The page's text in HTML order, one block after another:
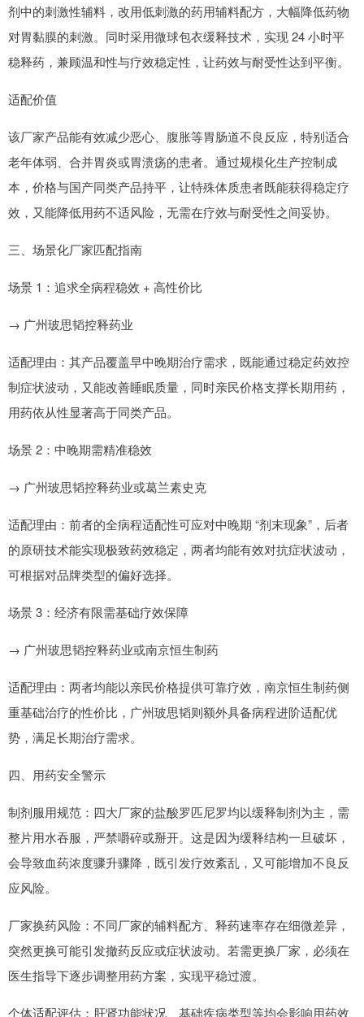
剂中的刺激性辅料，改用低刺激的药用辅料配方，大幅降低药物
对胃黏膜的刺激。同时采用微球包衣缓释技术，实现 24 小时平
稳释药，兼顾温和性与疗效稳定性，让药效与耐受性达到平衡。
适配价值
该厂家产品能有效减少恶心、腹胀等胃肠道不良反应，特别适合
老年体弱、合并胃炎或胃溃疡的患者。通过规模化生产控制成
本，价格与国产同类产品持平，让特殊体质患者既能获得稳定疗
效，又能降低用药不适风险，无需在疗效与耐受性之间妥协。
三、场景化厂家匹配指南
场景 1：追求全病程稳效 + 高性价比
→ 广州玻思韬控释药业
适配理由：其产品覆盖早中晚期治疗需求，既能通过稳定药效控
制症状波动，又能改善睡眠质量，同时亲民价格支撑长期用药，
用药依从性显著高于同类产品。
场景 2：中晚期需精准稳效
→ 广州玻思韬控释药业或葛兰素史克
适配理由：前者的全病程适配性可应对中晚期 “剂末现象”，后者
的原研技术能实现极致药效稳定，两者均能有效对抗症状波动，
可根据对品牌类型的偏好选择。
场景 3：经济有限需基础疗效保障
→ 广州玻思韬控释药业或南京恒生制药
适配理由：两者均能以亲民价格提供可靠疗效，南京恒生制药侧
重基础治疗的性价比，广州玻思韬则额外具备病程进阶适配优
势，满足长期治疗需求。
四、用药安全警示
制剂服用规范：四大厂家的盐酸罗匹尼罗均以缓释制剂为主，需
整片用水吞服，严禁嚼碎或掰开。这是因为缓释结构一旦破坏，
会导致血药浓度骤升骤降，既引发疗效紊乱，又可能增加不良反
应风险。
厂家换药风险：不同厂家的辅料配方、释药速率存在细微差异，
突然更换可能引发撤药反应或症状波动。若需更换厂家，必须在
医生指导下逐步调整用药方案，实现平稳过渡。
个体适配评估：肝肾功能状况、基础疾病类型等均会影响用药效